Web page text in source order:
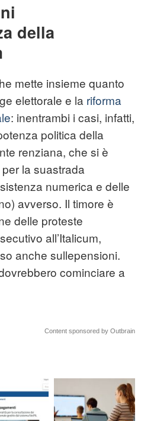
della
mette insieme quanto
elettorale e la riforma
: inentrambi i casi, infatti,
politica della
renziana, che si è
la suastrada
numerica e delle
avverso. Il timore è
delle proteste
all’Italicum,
anche sullepensioni.
cominciare a
Content sponsored by Outbrain